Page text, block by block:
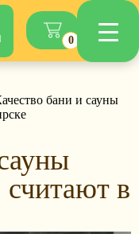
0
бани и сауны
считают в